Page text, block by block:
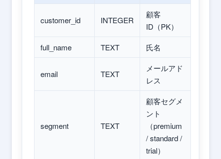
customer_id INTEGER
顧客
ID（PK）
full_name
TEXT 氏名
email TEXT
メールアド
レス
segment TEXT
顧客セグメ
ント
（premium
/ standard /
trial）